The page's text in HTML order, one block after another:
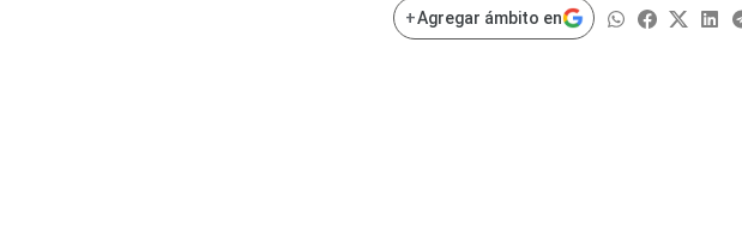
POLÍTICA +Agregar ámbito en